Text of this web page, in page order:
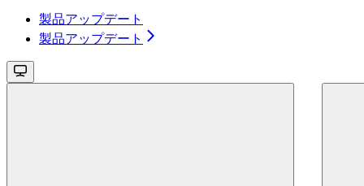
製品アップデート
製品アップデート